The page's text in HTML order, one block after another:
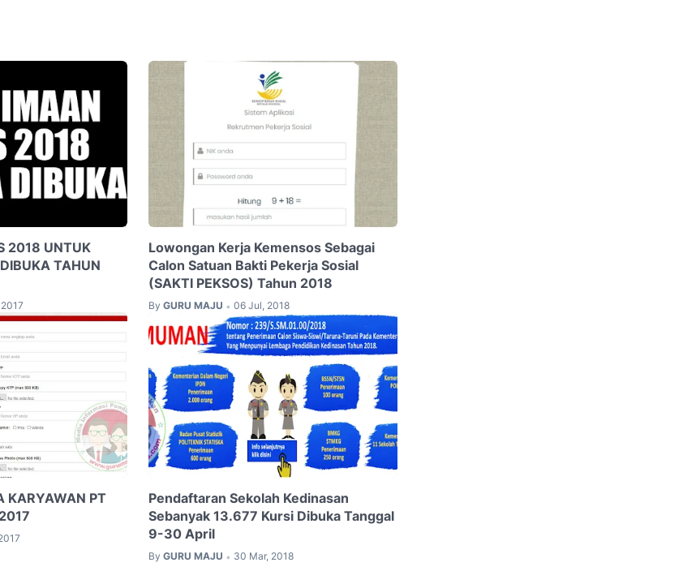
2018 UNTUK
TAHUN
Lowongan Kerja Kemensos Sebagai
Calon Satuan Bakti Pekerja Sosial
(SAKTI PEKSOS) Tahun 2018
By GURU MAJU • 06 Jul, 2018
KARYAWAN PT
Pendaftaran Sekolah Kedinasan
Sebanyak 13.677 Kursi Dibuka Tanggal
9-30 April
By GURU MAJU • 30 Mar, 2018